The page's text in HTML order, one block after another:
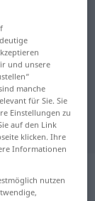
und unsere
manche
für Sie. Sie
Einstellungen zu
auf den Link
klicken. Ihre
Informationen
nutzen